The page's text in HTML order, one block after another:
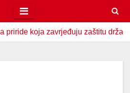
zavrjeđuju zaštitu države U